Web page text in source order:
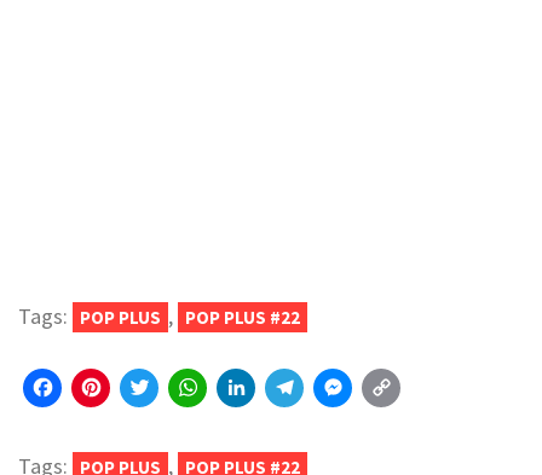
Tags: POP PLUS , POP PLUS #22
Facebook
Pinterest
Twitter
WhatsApp
LinkedIn
Telegram
Messenger
Tags: POP PLUS , POP PLUS #22